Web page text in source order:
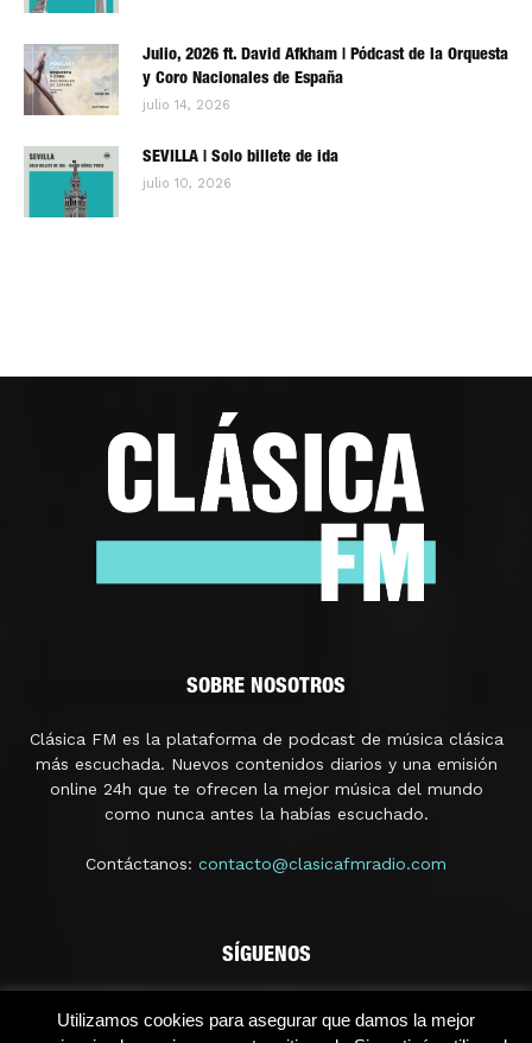
Julio, 2026 ft. David Afkham | Pódcast de la Orquesta
y Coro Nacionales de España
julio 14, 2026
SEVILLA | Solo billete de ida
julio 10, 2026
SOBRE NOSOTROS
Clásica FM es la plataforma de podcast de música clásica
más escuchada. Nuevos contenidos diarios y una emisión
online 24h que te ofrecen la mejor música del mundo
como nunca antes la habías escuchado.
Contáctanos: contacto@clasicafmradio.com
SÍGUENOS
Utilizamos cookies para asegurar que damos la mejor